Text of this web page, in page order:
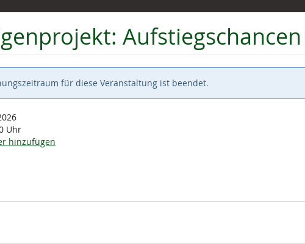
für diese Veranstaltung ist beendet.
Uhr
hinzufügen